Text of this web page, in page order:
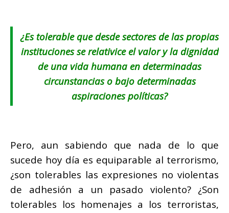
¿Es tolerable que desde sectores de las propias
instituciones se relativice el valor y la dignidad
de una vida humana en determinadas
circunstancias o bajo determinadas
aspiraciones políticas?
Pero, aun sabiendo que nada de lo que
sucede hoy día es equiparable al terrorismo,
¿son tolerables las expresiones no violentas
de adhesión a un pasado violento? ¿Son
tolerables los homenajes a los terroristas,